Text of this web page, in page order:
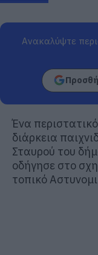
Ανακαλύψτε
Ένα
διάρκεια
Σταυρού του
οδήγησε στο
τοπικό